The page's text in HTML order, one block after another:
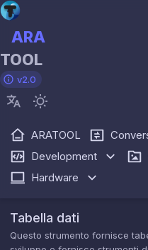
ARA
TOOL
v2.0
ARATOOL
Development
Hardware
Tabella dati
Questo strumento fornisce